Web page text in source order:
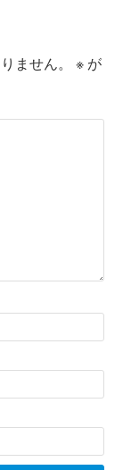
ません。 ※ が